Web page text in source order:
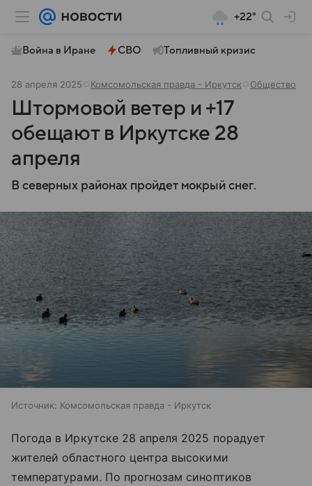
+22°
Война в Иране СВО Топливный кризис
28 апреля 2025 Комсомольская правда - Иркутск Общество
Штормовой ветер и +17
обещают в Иркутске 28
апреля
В северных районах пройдет мокрый снег.
Источник: Комсомольская правда - Иркутск
Погода в Иркутске 28 апреля 2025 порадует
жителей областного центра высокими
температурами. По прогнозам синоптиков